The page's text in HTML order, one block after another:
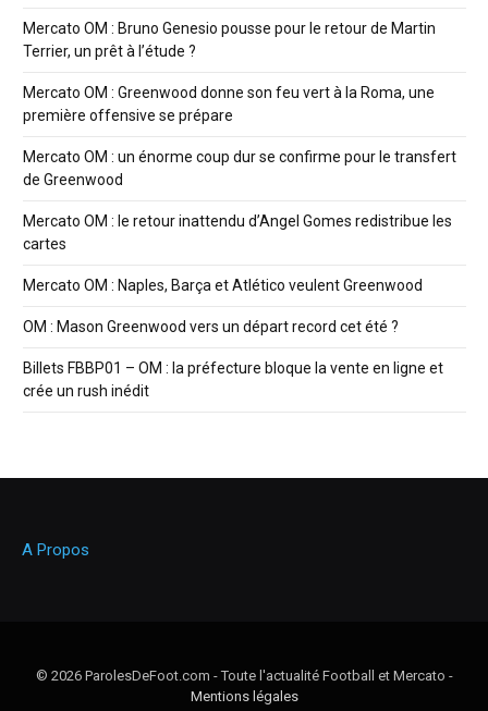
Mercato OM : Bruno Genesio pousse pour le retour de Martin
Terrier, un prêt à l’étude ?
Mercato OM : Greenwood donne son feu vert à la Roma, une
première offensive se prépare
Mercato OM : un énorme coup dur se confirme pour le transfert
de Greenwood
Mercato OM : le retour inattendu d’Angel Gomes redistribue les
cartes
Mercato OM : Naples, Barça et Atlético veulent Greenwood
OM : Mason Greenwood vers un départ record cet été ?
Billets FBBP01 – OM : la préfecture bloque la vente en ligne et
crée un rush inédit
A Propos
© 2026 ParolesDeFoot.com - Toute l'actualité Football et Mercato -
Mentions légales